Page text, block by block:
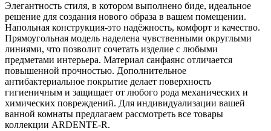
Элегантность стиля, в котором выполнено биде, идеальное
решение для создания нового образа в вашем помещении.
Напольная конструкция-это надёжность, комфорт и качество.
Прямоугольная модель наделена чувственными округлыми
линиями, что позволит сочетать изделие с любыми
предметами интерьера. Материал санфаянс отличается
повышенной прочностью. Дополнительное
антибактериальное покрытие делает поверхность
гигиеничным и защищает от любого рода механических и
химических повреждений. Для индивидуализации вашей
ванной комнаты предлагаем рассмотреть все товары
коллекции ARDENTE-R.